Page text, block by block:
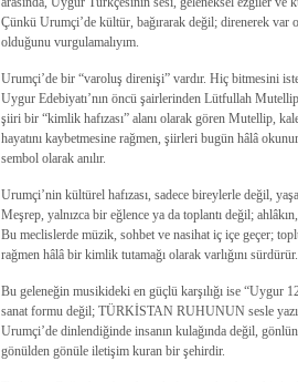
Çünkü Urumçi’de kültür, bağırarak değil; direnerek var
olduğunu vurgulamalıyım.
Urumçi’de bir “varoluş direnişi” vardır. Hiç bitmesini
Uygur Edebiyatı’nın öncü şairlerinden Lütfullah
şiiri bir “kimlik hafızası” alanı olarak gören Mutellip,
hayatını kaybetmesine rağmen, şiirleri bugün hâlâ
sembol olarak anılır.
Urumçi’nin kültürel hafızası, sadece bireylerle değil,
Meşrep, yalnızca bir eğlence ya da toplantı değil;
Bu meclislerde müzik, sohbet ve nasihat iç içe geçer;
rağmen hâlâ bir kimlik tutamağı olarak varlığını sürdürür.
Bu geleneğin musikideki en güçlü karşılığı ise “Uygur
sanat formu değil; TÜRKİSTAN RUHUNUN sesle
Urumçi’de dinlendiğinde insanın kulağında değil,
gönülden gönüle iletişim kuran bir şehirdir.